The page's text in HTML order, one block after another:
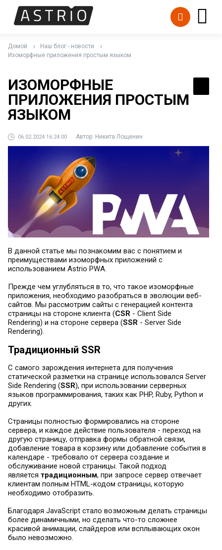
Домой
Наш блог - новости
Изоморфные приложения простым языком
ИЗОМОРФНЫЕ
ПРИЛОЖЕНИЯ ПРОСТЫМ
ЯЗЫКОМ
06.02.2024 16:24:00 Автор: Никита Лощенин
В данной статье мы познакомим вас с понятием и
преимуществами изоморфных приложений с
использованием Astrio PWA.
Прежде чем углубляться в то, что такое изоморфные
приложения, необходимо разобраться в эволюции веб-
сайтов. Мы рассмотрим сайты с генерацией контента
страницы на стороне клиента (CSR - Client Side
Rendering) и на стороне сервера (SSR - Server Side
Rendering).
Традиционный SSR
С самого зарождения интернета для получения
статической разметки на странице использовался Server
Side Rendering (SSR), при использовании серверных
языков программирования, таких как PHP, Ruby, Python и
других.
Страницы полностью формировались на стороне
сервера, и каждое действие пользователя - переход на
другую страницу, отправка формы обратной связи,
добавление товара в корзину или добавление события в
календаре - требовало от сервера создание и
обслуживание новой страницы. Такой подход
является традиционным, при запросе сервер отвечает
клиентам полным HTML-кодом страницы, которую
необходимо отобразить.
Благодаря JavaScript стало возможным делать страницы
более динамичными, но сделать что-то сложнее
красивой анимации, слайдеров или всплывающих окон
было невозможно.